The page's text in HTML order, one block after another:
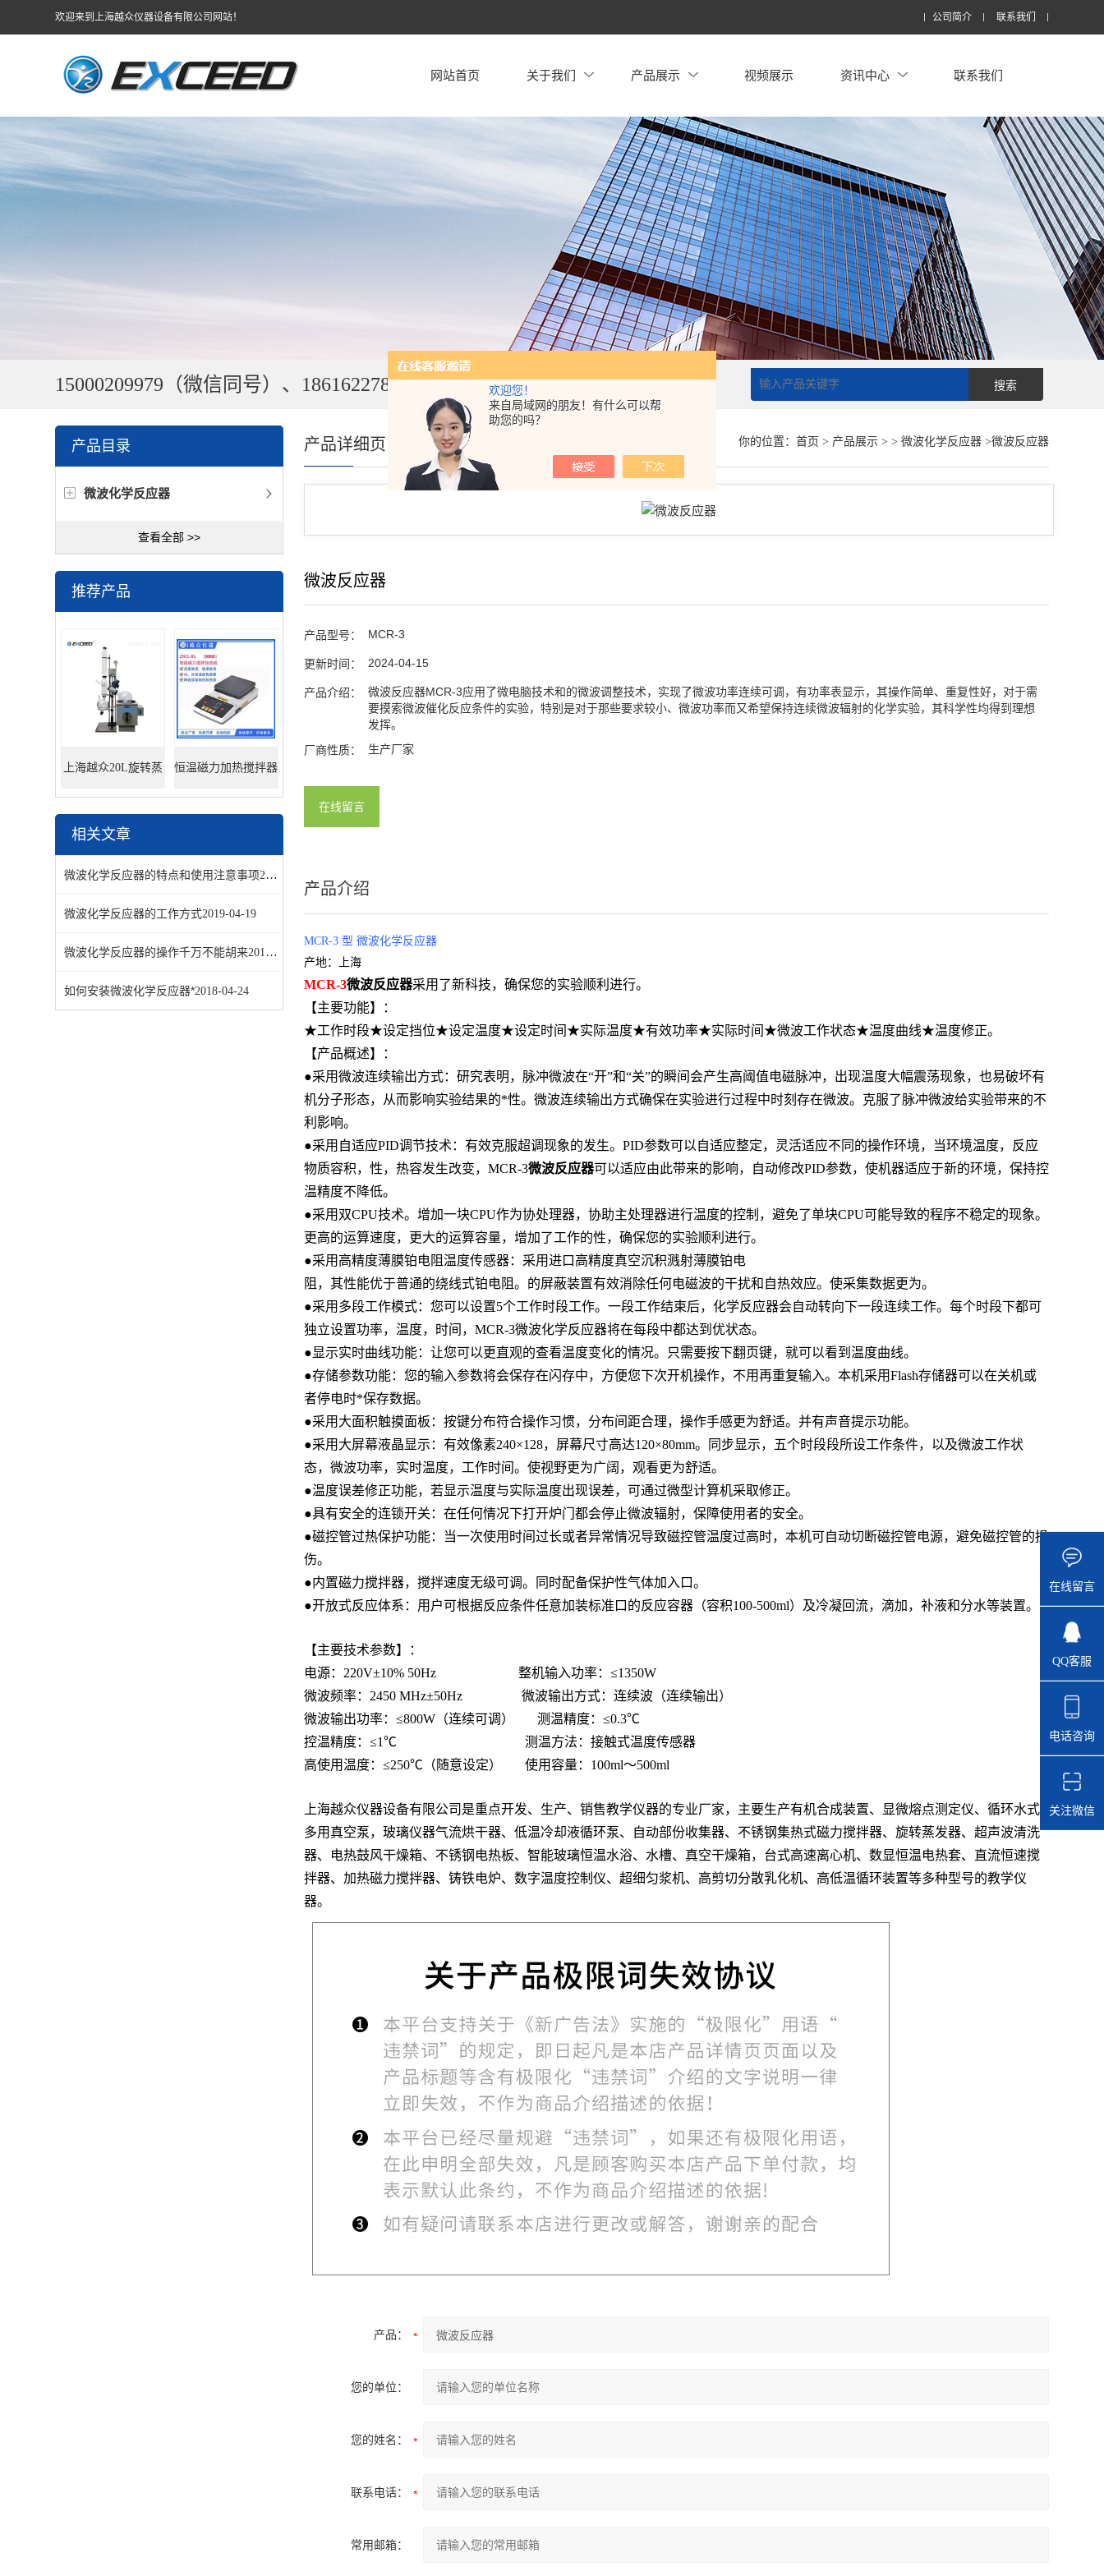
欢迎您！
来自局域网的朋友！有什么可以帮
助您的吗？
欢迎来到上海越众仪器设备有限公司网站！ 公司简介 联系我们
网站首页 关于我们 产品展示 视频展示 资讯中心 联系我们
15000209979（微信同号）、18616227849
产品目录
微波化学反应器
查看全部 >>
推荐产品
上海越众20L旋转蒸 恒温磁力加热搅拌器
相关文章
微波化学反应器的特点和使用注意事项2021-01-08
微波化学反应器的工作方式2019-04-19
微波化学反应器的操作千万不能胡来2018-12-12
如何安装微波化学反应器*2018-04-24
你的位置： 首页 > 产品展示> > 微波化学反应器>微波反应器
产品详细页
微波反应器
产品型号： MCR-3
更新时间： 2024-04-15
产品介绍：
微波反应器MCR-3应用了微电脑技术和的微波调整技术，实现了微波功率连续可调，有功率表显示，其操作简单、重复性好，对于需
要摸索微波催化反应条件的实验，特别是对于那些要求较小、微波功率而又希望保持连续微波辐射的化学实验，其科学性均得到理想
发挥。
厂商性质： 生产厂家
在线留言
产品介绍
MCR-3 型 微波化学反应器
产地：上海
MCR-3微波反应器采用了新科技，确保您的实验顺利进行。
【主要功能】：
★工作时段★设定挡位★设定温度★设定时间 ★实际温度★有效功率★实际时间 ★微波工作状态★温度曲线★温度修正。
【产品概述】：
●采用微波连续输出方式：研究表明，脉冲微波在“开”和“关”的瞬间会产生高阈值电磁脉冲，出现温度大幅震荡现象，也易破坏有
机分子形态，从而影响实验结果的*性。微波连续输出方式确保在实验进行过程中时刻存在微波。克服了脉冲微波给实验带来的不
利影响。
●采用自适应PID调节技术：有效克服超调现象的发生。PID参数可以自适应整定，灵活适应不同的操作环境，当环境温度，反应
物质容积，性，热容发生改变，MCR-3微波反应器可以适应由此带来的影响，自动修改PID参数，使机器适应于新的环境，保持控
温精度不降低。
●采用双CPU技术。增加一块CPU作为协处理器，协助主处理器进行温度的控制，避免了单块CPU可能导致的程序不稳定的现象。
更高的运算速度，更大的运算容量，增加了工作的性，确保您的实验顺利进行。
●采用高精度薄膜铂电阻温度传感器：采用进口高精度真空沉积溅射薄膜铂电
阻，其性能优于普通的绕线式铂电阻。的屏蔽装置有效消除任何电磁波的干扰和自热效应。使采集数据更为。
●采用多段工作模式：您可以设置5个工作时段工作。一段工作结束后，化学反应器会自动转向下一段连续工作。每个时段下都可
独立设置功率，温度，时间，MCR-3微波化学反应器将在每段中都达到优状态。
●显示实时曲线功能：让您可以更直观的查看温度变化的情况。只需要按下翻页键，就可以看到温度曲线。
●存储参数功能：您的输入参数将会保存在闪存中，方便您下次开机操作，不用再重复输入。本机采用Flash存储器可以在关机或
者停电时*保存数据。
●采用大面积触摸面板：按键分布符合操作习惯，分布间距合理，操作手感更为舒适。并有声音提示功能。
●采用大屏幕液晶显示：有效像素240×128，屏幕尺寸高达120×80mm。同步显示，五个时段段所设工作条件，以及微波工作状
态，微波功率，实时温度，工作时间。使视野更为广阔，观看更为舒适。
●温度误差修正功能，若显示温度与实际温度出现误差，可通过微型计算机采取修正。
●具有安全的连锁开关：在任何情况下打开炉门都会停止微波辐射，保障使用者的安全。
●磁控管过热保护功能：当一次使用时间过长或者异常情况导致磁控管温度过高时，本机可自动切断磁控管电源，避免磁控管的损
伤。
●内置磁力搅拌器，搅拌速度无级可调。同时配备保护性气体加入口。
●开放式反应体系：用户可根据反应条件任意加装标准口的反应容器（容积100-500ml）及冷凝回流，滴加，补液和分水等装置。
【主要技术参数】：
电源：220V±10% 50Hz 整机输入功率：≤1350W
微波频率：2450 MHz±50Hz 微波输出方式：连续波（连续输出）
微波输出功率：≤800W（连续可调） 测温精度：≤0.3℃
控温精度：≤1℃ 测温方法：接触式温度传感器
高使用温度：≤250℃（随意设定） 使用容量：100ml～500ml
上海越众仪器设备有限公司是重点开发、生产、销售教学仪器的专业厂家，主要生产有机合成装置、显微熔点测定仪、循环水式
多用真空泵，玻璃仪器气流烘干器、低温冷却液循环泵、自动部份收集器、不锈钢集热式磁力搅拌器、旋转蒸发器、超声波清洗
器、电热鼓风干燥箱、不锈钢电热板、智能玻璃恒温水浴、水槽、真空干燥箱，台式高速离心机、数显恒温电热套、直流恒速搅
拌器、加热磁力搅拌器、铸铁电炉、数字温度控制仪、超细匀浆机、高剪切分散乳化机、高低温循环装置等多种型号的教学仪
器。
产品：
您的单位：
您的姓名：
联系电话：
常用邮箱：
在线留言
QQ客服
电话咨询
关注微信